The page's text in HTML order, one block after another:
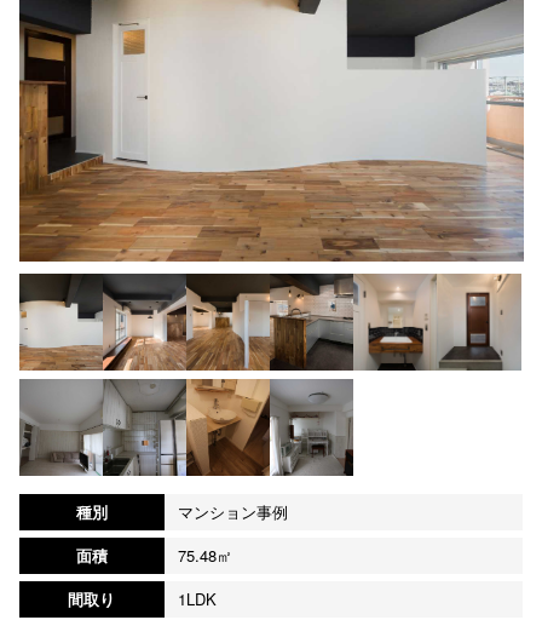
種別
マンション事例
面積
75.48㎡
間取り
1LDK